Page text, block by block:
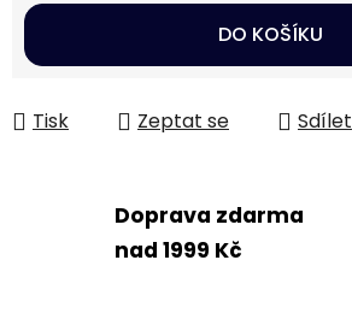
Měrná cena:
DO KOŠÍKU
Tisk Zeptat se Sdílet
Doprava zdarma
nad 1999 Kč